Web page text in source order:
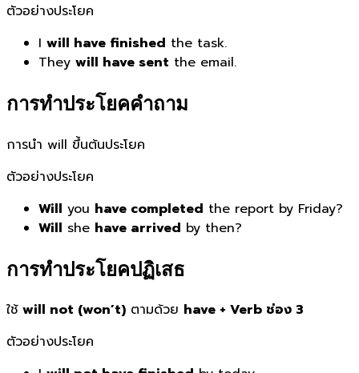
ตัวอย่างประโยค
I will have finished the task.
They will have sent the email.
การทำประโยคคำถาม
การนำ will ขึ้นต้นประโยค
ตัวอย่างประโยค
Will you have completed the report by Friday?
Will she have arrived by then?
การทำประโยคปฏิเสธ
ใช้ will not (won’t) ตามด้วย have + Verb ช่อง 3
ตัวอย่างประโยค